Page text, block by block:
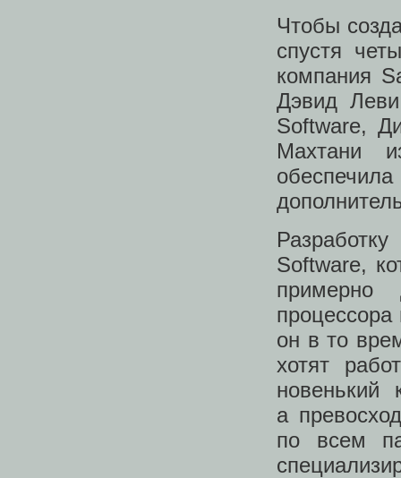
Чтобы
спустя
компания
Дэвид
Software,
Махтани
Software,
примерно
он в то
хотят
новенький
а
по всем